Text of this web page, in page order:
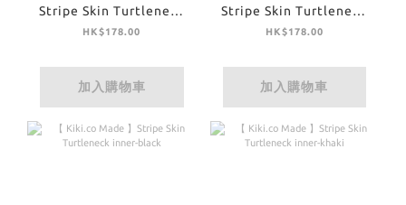
Stripe Skin Turtleneck
inner-white
HK$178.00
加入購物車
Stripe Skin Turtleneck
inner-navy
HK$178.00
加入購物車